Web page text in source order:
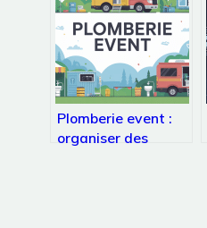
Plomberie event :
organiser des